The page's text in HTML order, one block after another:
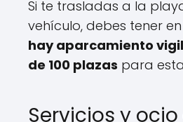
Si te trasladas a la
vehículo, debes tener
hay aparcamiento
de 100 plazas para
Servicios y